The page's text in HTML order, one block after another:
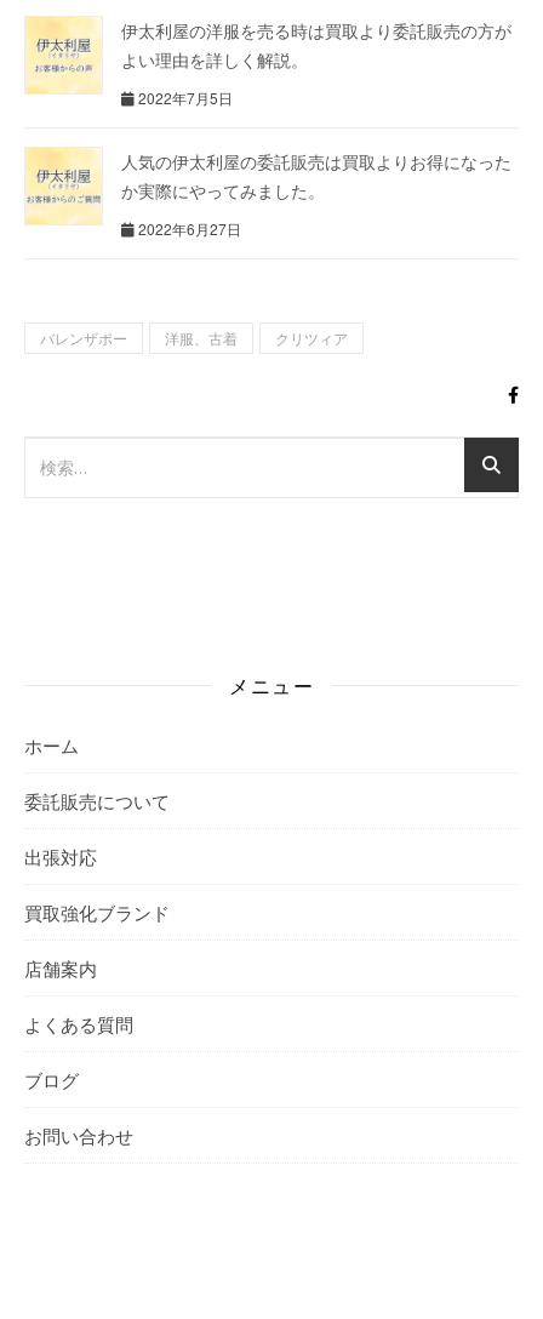
伊太利屋の洋服を売る時は買取より委託販売の方が
よい理由を詳しく解説。
2022年7月5日
人気の伊太利屋の委託販売は買取よりお得になった
か実際にやってみました。
2022年6月27日
バレンザポー 洋服、古着 クリツィア
メニュー
ホーム
委託販売について
出張対応
買取強化ブランド
店舗案内
よくある質問
ブログ
お問い合わせ